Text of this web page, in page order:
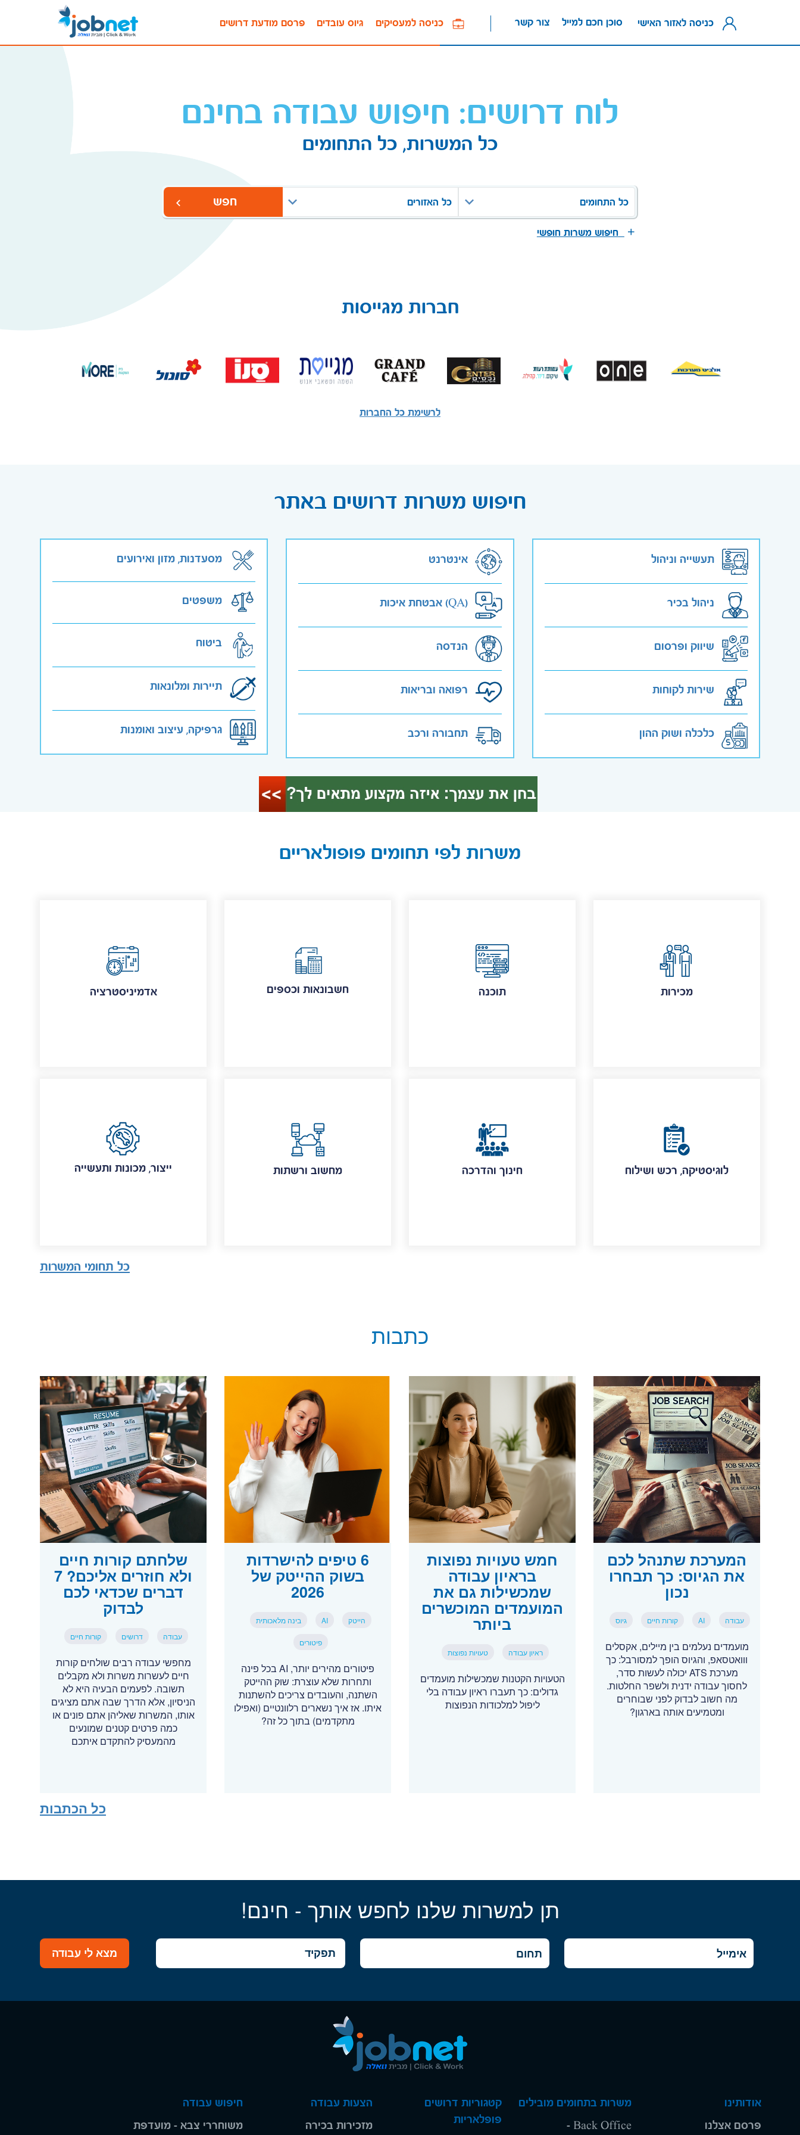
פרסם מודעת דרושים גיוס עובדים כניסה למעסיקים צור קשר סוכן חכם למייל כניסה לאזור האישי
לוח דרושים: חיפוש עבודה בחינם
כל המשרות, כל התחומים
כל התחומים כל האזורים חפש
חיפוש משרות חופשי
חברות מגייסות
לרשימת כל החברות
חיפוש משרות דרושים באתר
תעשייה וניהול
ניהול בכיר
שיווק ופרסום
שירות לקוחות
כלכלה ושוק ההון
אינטרנט
אבטחת איכות (QA)
הנדסה
רפואה ובריאות
תחבורה ורכב
מסעדנות, מזון ואירועים
משפטים
ביטוח
תיירות ומלונאות
גרפיקה, עיצוב ואומנות
משרות לפי תחומים פופולאריים
אדמיניסטרציה חשבונאות וכספים תוכנה מכירות
ייצור, מכונות ותעשייה מחשוב ורשתות חינוך והדרכה לוגיסטיקה, רכש ושילוח
כל תחומי המשרות
כתבות
המערכת שתנהל לכם
את הגיוס: כך תבחרו
נכון
עבודה AI קורות חיים גיוס
מועמדים נעלמים בין מיילים, אקסלים
ווואטסאפ, והגיוס הופך למסורבל: כך
מערכת ATS יכולה לעשות סדר,
לחסוך עבודה ידנית ולשפר החלטות.
מה חשוב לבדוק לפני שבוחרים
ומטמיעים אותה בארגון?
חמש טעויות נפוצות
בראיון עבודה
שמכשילות גם את
המועמדים המוכשרים
ביותר
ראיון עבודה טעויות נפוצות
הטעויות הקטנות שמכשילות מועמדים
גדולים: כך תעברו ראיון עבודה בלי
ליפול למלכודות הנפוצות
6 טיפים להישרדות
בשוק ההייטק של
2026
הייטק AI בינה מלאכותית
פיטורים
פיטורים מהירים יותר, AI בכל פינה
ותחרות שלא עוצרת: שוק ההייטק
השתנה, והעובדים צריכים להשתנות
איתו. אז איך נשארים רלוונטיים (ואפילו
מתקדמים) בתוך כל זה?
שלחתם קורות חיים
ולא חוזרים אליכם? 7
דברים שכדאי לכם
לבדוק
עבודה דרושים קורות חיים
מחפשי עבודה רבים שולחים קורות
חיים לעשרות משרות ולא מקבלים
תשובה. לפעמים הבעיה היא לא
הניסיון, אלא הדרך שבה אתם מציגים
אותו, המשרות שאליהן אתם פונים או
כמה פרטים קטנים שמונעים
מהמעסיק להתקדם איתכם
כל הכתבות
תן למשרות שלנו לחפש אותך - חינם!
מצא לי עבודה
אודותינו
פרסם אצלנו
משרות בתחומים מובילים
Back Office -
קטגוריות דרושים
פופלאריות
הצעות עבודה
מזכירות בכירה
חיפוש עבודה
משוחררי צבא - מועדפת